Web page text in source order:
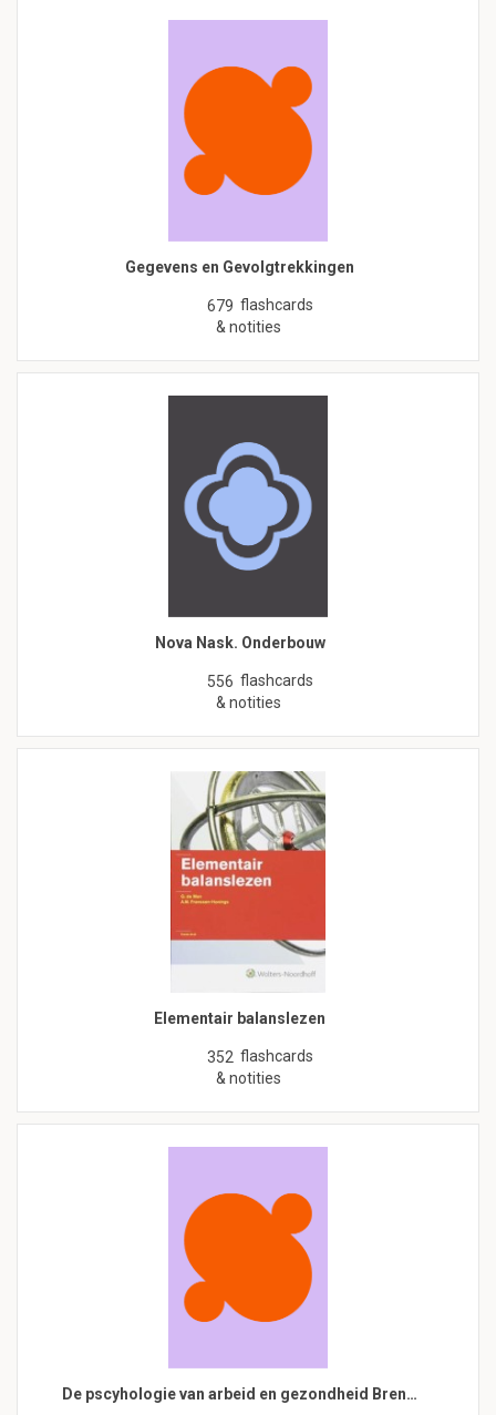
Gegevens en Gevolgtrekkingen
679 flashcards
& notities
Nova Nask. Onderbouw
556 flashcards
& notities
Elementair balanslezen
352 flashcards
& notities
De pscyhologie van arbeid en gezondheid Bren…